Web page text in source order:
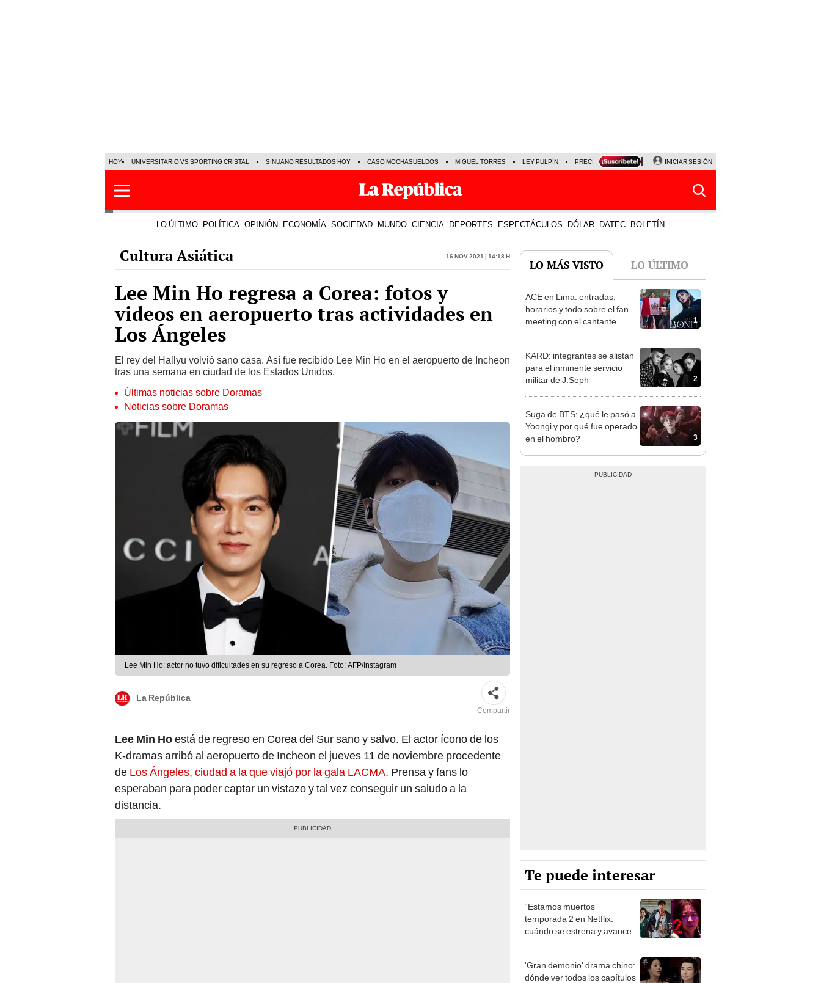
HOY UNIVERSITARIO VS SPORTING CRISTAL SINUANO RESULTADOS HOY CASO MOCHASUELDOS MIGUEL TORRES LEY PULPÍN PRECIO DEL DÓLAR CORTE DE LUZ VIERNES 7 DE AGOSTO
INICIAR SESIÓN
LO ÚLTIMO POLÍTICA OPINIÓN ECONOMÍA SOCIEDAD MUNDO CIENCIA DEPORTES ESPECTÁCULOS DÓLAR DATEC BOLETÍN
Cultura Asiática 16 Nov 2021 | 14:18 h
Lee Min Ho regresa a Corea: fotos y
videos en aeropuerto tras actividades en
Los Ángeles
El rey del Hallyu volvió sano casa. Así fue recibido Lee Min Ho en el aeropuerto de Incheon
tras una semana en ciudad de los Estados Unidos.
Últimas noticias sobre Doramas
Noticias sobre Doramas
Lee Min Ho: actor no tuvo dificultades en su regreso a Corea. Foto: AFP/Instagram
La República
Compartir
Lee Min Hoestá de regreso en Corea del Sur sano y salvo. El actor ícono de los
K-dramas arribó al aeropuerto de Incheon el jueves 11 de noviembre procedente
de Los Ángeles, ciudad a la que viajó por la gala LACMA. Prensa y fans lo
esperaban para poder captar un vistazo y tal vez conseguir un saludo a la
distancia.
LO MÁS VISTO LO ÚLTIMO
1
ACE en Lima: entradas,
horarios y todo sobre el fan
meeting con el cantante
2
KARD: integrantes se alistan
para el inminente servicio
militar de J.Seph
3
Suga de BTS: ¿qué le pasó a
Yoongi y por qué fue operado
en el hombro?
Te puede interesar
“Estamos muertos”
temporada 2 en Netflix:
cuándo se estrena y avances
'Gran demonio' drama chino:
dónde ver todos los capítulos